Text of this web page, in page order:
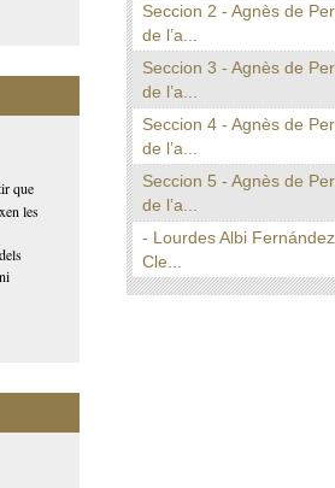
que
les
Seccion 2 - Agnès de
de l’a...
Seccion 3 - Agnès de
de l’a...
Seccion 4 - Agnès de
de l’a...
Seccion 5 - Agnès de
de l’a...
- Lourdes Albi
Cle...